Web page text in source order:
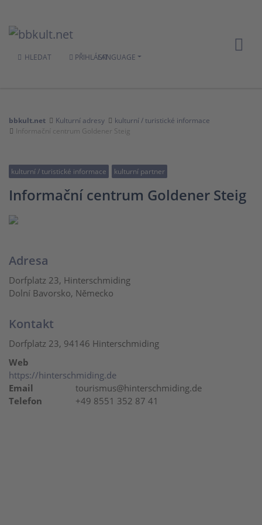
HLEDAT PŘIHLÁSITLANGUAGE
bbkult.net Kulturní adresy
kulturní / turistické informace
Informační centrum Goldener Steig
kulturní / turistické informace kulturní partner
Informační centrum Goldener Steig
Adresa
Dorfplatz 23, Hinterschmiding
Dolní Bavorsko, Německo
Kontakt
Dorfplatz 23, 94146 Hinterschmiding
Web
https://hinterschmiding.de
Email
tourismus@hinterschmiding.de
Telefon
+49 8551 352 87 41